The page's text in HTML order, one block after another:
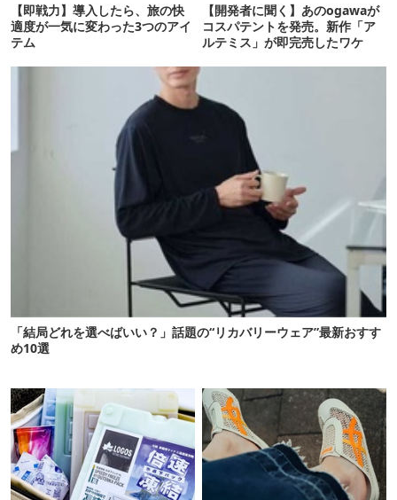
【即戦力】導入したら、旅の快
適度が一気に変わった3つのアイ
テム
【開発者に聞く】あのogawaが
コスパテントを発売。新作「ア
ルテミス」が即完売したワケ
「結局どれを選べばいい？」話題の“リカバリーウェア”最新おすす
め10選